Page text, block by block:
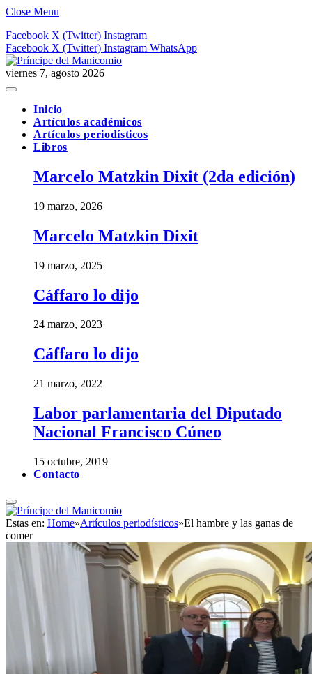
Close Menu
Facebook X (Twitter) Instagram
Facebook X (Twitter) Instagram WhatsApp
viernes 7, agosto 2026
Inicio
Artículos académicos
Artículos periodísticos
Libros
Marcelo Matzkin Dixit (2da edición)
19 marzo, 2026
Marcelo Matzkin Dixit
19 marzo, 2025
Cáffaro lo dijo
24 marzo, 2023
Cáffaro lo dijo
21 marzo, 2022
Labor parlamentaria del Diputado
Nacional Francisco Cúneo
15 octubre, 2019
Contacto
Estas en: Home»Artículos periodísticos»El hambre y las ganas de
comer